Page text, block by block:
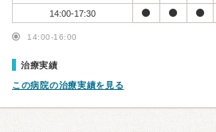
14:00-17:30
14:00-16:00
治療実績
この病院の治療実績を見る